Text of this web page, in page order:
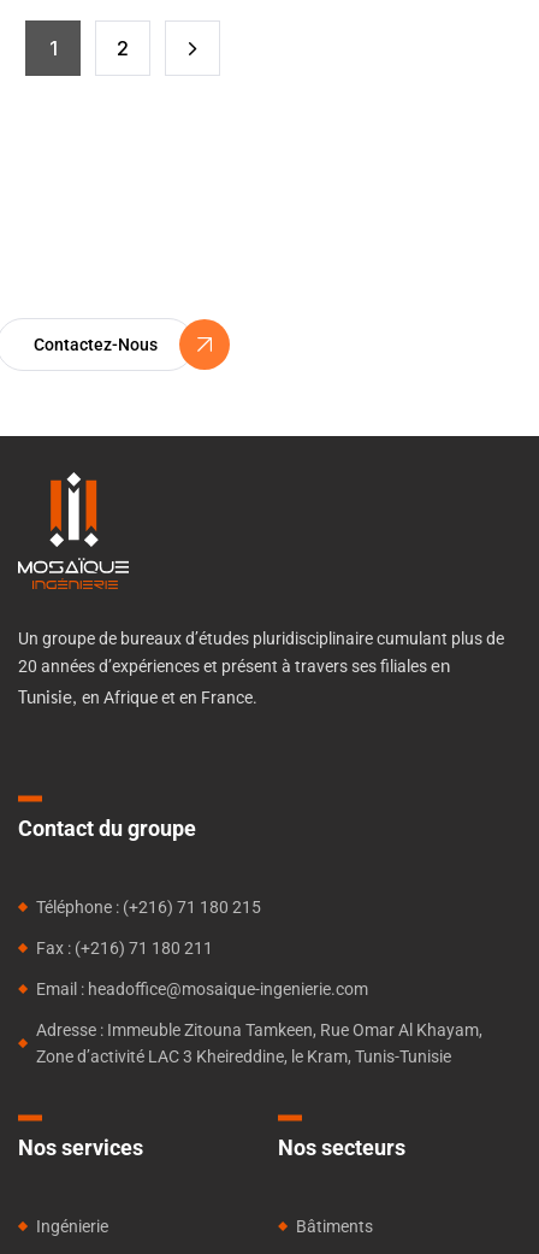
1 2
Contactez-Nous
Un groupe de bureaux d’études pluridisciplinaire cumulant plus de
20 années d’expériences et présent à travers ses filialesen
Tunisie, en Afrique et en France.
Nos services
Ingénierie
Nos secteurs
Bâtiments
Contact du groupe
Téléphone : (+216) 71 180 215
Fax : (+216) 71 180 211
Email : headoffice@mosaique-ingenierie.com
Adresse : Immeuble Zitouna Tamkeen, Rue Omar Al Khayam,
Zone d’activité LAC 3 Kheireddine, le Kram, Tunis-Tunisie